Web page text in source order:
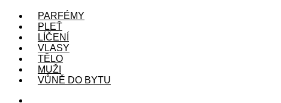
PARFÉMY
PLEŤ
LÍČENÍ
VLASY
TĚLO
MUŽI
VŮNĚ DO BYTU